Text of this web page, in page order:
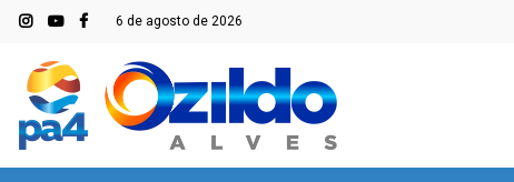
6 de agosto de 2026